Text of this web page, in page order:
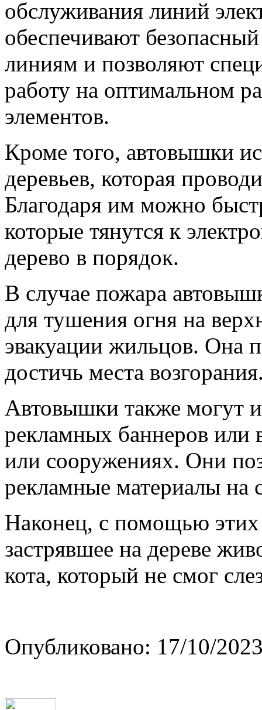
обслуживания линий
обеспечивают
линиям и позволяют
работу на оптимальном
элементов.
Кроме того, автовышки
деревьев, которая
Благодаря им можно
которые тянутся к
дерево в порядок.
В случае пожара
для тушения огня на
эвакуации жильцов. Она
достичь места
Автовышки также могут
рекламных баннеров или
или сооружениях. Они
рекламные материалы на
Наконец, с помощью этих
застрявшее на дереве
кота, который не смог
Опубликовано: 17/10/